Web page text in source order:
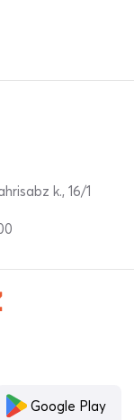
k., 16/1
Google Play